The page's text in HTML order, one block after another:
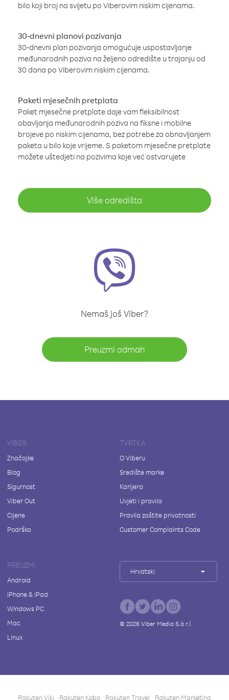
bilo koji broj na svijetu po Viberovim niskim cijenama.
30-dnevni planovi pozivanja
30-dnevni plan pozivanja omogućuje uspostavljanje
međunarodnih poziva na željeno odredište u trajanju od
30 dana po Viberovim niskim cijenama.
Paketi mjesečnih pretplata
Paket mjesečne pretplate daje vam fleksibilnost
obavljanja međunarodnih poziva na fiksne i mobilne
brojeve po niskim cijenama, bez potrebe za obnavljanjem
paketa u bilo koje vrijeme. S paketom mjesečne pretplate
možete uštedjeti na pozivima koje već ostvarujete
Više odredišta
Nemaš još Viber?
Preuzmi odmah
VIBER
Značajke
Blog
Sigurnost
Viber Out
Cijene
Podrška
TVRTKA
O Viberu
Središte marke
Karijera
Uvjeti i pravila
Pravila zaštite privatnosti
Customer Complaints Code
PREUZMI
Android
iPhone & iPad
Windows PC
Mac
Linux
Hrvatski
© 2026Viber Media S.à r.l.
Rakuten Viki Rakuten Kobo Rakuten Travel Rakuten Marketing